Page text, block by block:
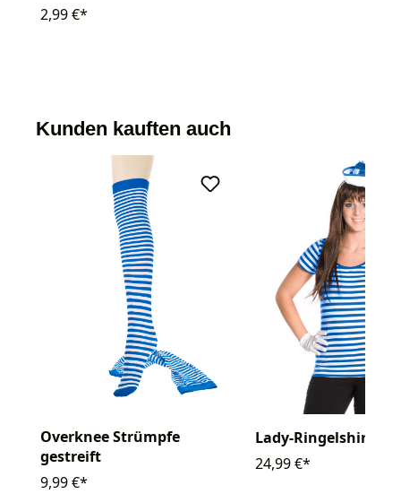
2,99 €*
Kunden kauften auch
Overknee Strümpfe
gestreift
9,99 €*
Lady-Ringelshirt
24,99 €*